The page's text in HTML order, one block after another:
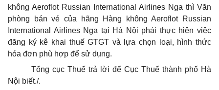
không Aeroflot Russian International Airlines Nga thì Văn
phòng bán vé của hãng Hàng không Aeroflot Russian
International Airlines Nga tại Hà Nội phải thực hiện việc
đăng ký kê khai thuế GTGT và lựa chọn loại, hình thức
hóa đơn phù hợp để sử dụng.
Tổng cục Thuế trả lời để Cục Thuế thành phố Hà
Nội biết./.